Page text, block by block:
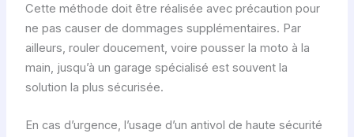
Cette méthode doit être réalisée avec précaution pour
ne pas causer de dommages supplémentaires. Par
ailleurs, rouler doucement, voire pousser la moto à la
main, jusqu’à un garage spécialisé est souvent la
solution la plus sécurisée.
En cas d’urgence, l’usage d’un antivol de haute sécurité